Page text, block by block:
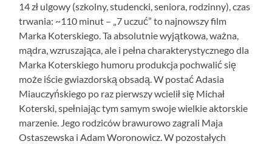
14 zł ulgowy (szkolny, studencki, seniora, rodzinny), czas
trwania: ~110 minut – „7 uczuć” to najnowszy film
Marka Koterskiego. Ta absolutnie wyjątkowa, ważna,
mądra, wzruszająca, ale i pełna charakterystycznego dla
Marka Koterskiego humoru produkcja pochwalić się
może iście gwiazdorską obsadą. W postać Adasia
Miauczyńskiego po raz pierwszy wcielił się Michał
Koterski, spełniając tym samym swoje wielkie aktorskie
marzenie. Jego rodziców brawurowo zagrali Maja
Ostaszewska i Adam Woronowicz. W pozostałych